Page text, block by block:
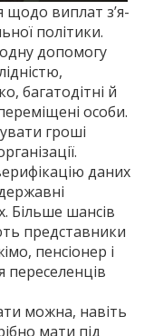
щодо виплат з’я­
політики.
допомогу
багатодітні й
особи.
гроші
даних
Більше шансів
представники
пенсіонер і
переселенців
можна, навіть
мати під